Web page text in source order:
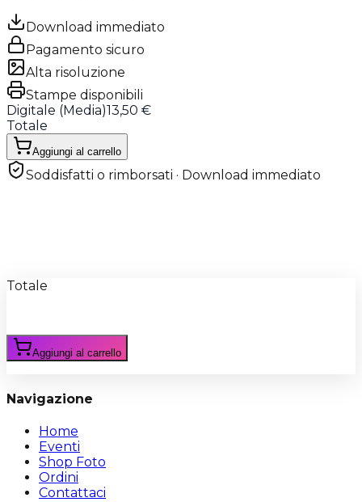
Download immediato
Pagamento sicuro
Alta risoluzione
Stampe disponibili
Digitale (Media)13,50 €
Totale
Aggiungi al carrello
Soddisfatti o rimborsati · Download immediato
Totale
Aggiungi al carrello
Navigazione
Home
Eventi
Shop Foto
Ordini
Contattaci